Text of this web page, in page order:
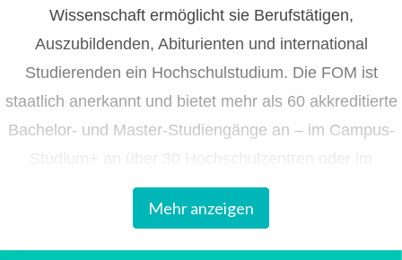
Mehr anzeigen
Wissenschaft ermöglicht sie Berufstätigen,
Auszubildenden, Abiturienten und international
Studierenden ein Hochschulstudium. Die FOM ist
staatlich anerkannt und bietet mehr als 60 akkreditierte
Bachelor- und Master-Studiengänge an – im Campus-
Studium+ an über 30 Hochschulzentren oder im
ortsunabhängigen Digitalen Live-Studium aus den FOM
Studios.